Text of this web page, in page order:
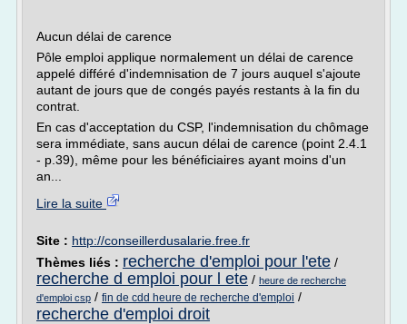
Aucun délai de carence
Pôle emploi applique normalement un délai de carence
appelé différé d'indemnisation de 7 jours auquel s'ajoute
autant de jours que de congés payés restants à la fin du
contrat.
En cas d'acceptation du CSP, l'indemnisation du chômage
sera immédiate, sans aucun délai de carence (point 2.4.1
- p.39), même pour les bénéficiaires ayant moins d'un
an...
Lire la suite
Site : http://conseillerdusalarie.free.fr
Thèmes liés : recherche d'emploi pour l'ete /
recherche d emploi pour l ete / heure de recherche
d'emploi csp / fin de cdd heure de recherche d'emploi /
recherche d'emploi droit